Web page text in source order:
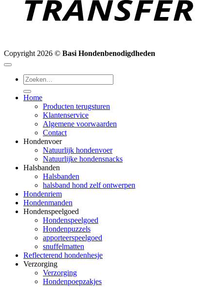
Copyright 2026 © Basi Hondenbenodigdheden
Zoeken
naar:
Home
Producten terugsturen
Klantenservice
Algemene voorwaarden
Contact
Hondenvoer
Natuurlijk hondenvoer
Natuurlijke hondensnacks
Halsbanden
Halsbanden
halsband hond zelf ontwerpen
Hondenriem
Hondenmanden
Hondenspeelgoed
Hondenspeelgoed
Hondenpuzzels
apporteerspeelgoed
snuffelmatten
Reflecterend hondenhesje
Verzorging
Verzorging
Hondenpoepzakjes